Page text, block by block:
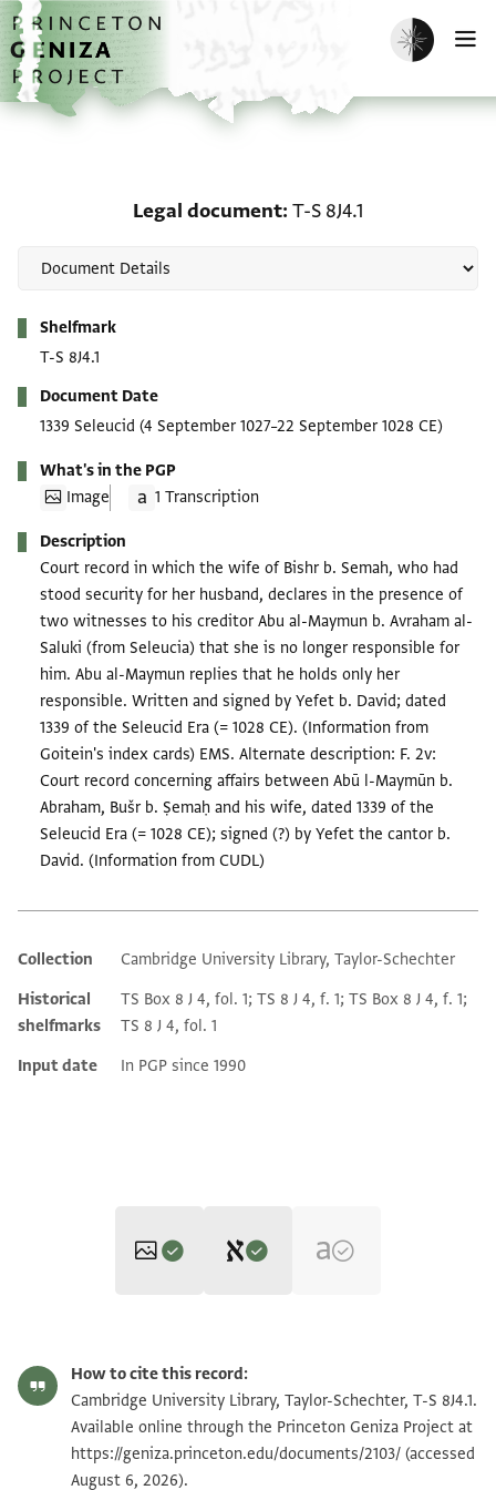
Skip to main content
home
Enable dark
Legal document T-S 8J4.1
Shelfmark
T-S 8J4.1
Document Date
1339 Seleucid (4 September 1027–22 September 1028 CE)
What's in the PGP
Image
1 Transcription
Description
Court record in which the wife of Bishr b. Semah, who had
stood security for her husband, declares in the presence of
two witnesses to his creditor Abu al-Maymun b. Avraham al-
Saluki (from Seleucia) that she is no longer responsible for
him. Abu al-Maymun replies that he holds only her
responsible. Written and signed by Yefet b. David; dated
1339 of the Seleucid Era (= 1028 CE). (Information from
Goitein's index cards) EMS. Alternate description: F. 2v:
Court record concerning affairs between Abū l-Maymūn b.
Abraham, Bušr b. Ṣemaḥ and his wife, dated 1339 of the
Seleucid Era (= 1028 CE); signed (?) by Yefet the cantor b.
David. (Information from CUDL)
Additional metadata
Collection
Cambridge University Library, Taylor-Schechter
Historical
shelfmarks
TS Box 8 J 4, fol. 1; TS 8 J 4, f. 1; TS Box 8 J 4, f. 1;
TS 8 J 4, fol. 1
Input date
In PGP since 1990
S. D. Goitein's unpublished edition (1950–85).
T-S 8J4.1 1v
Zoom and Rotate
T-S 8J4.1 2r Zoom and Rotate
How to cite this record:
Cambridge University Library, Taylor-Schechter, T-S 8J4.1.
Available online through the Princeton Geniza Project at
https://geniza.princeton.edu/documents/2103/ (accessed
August 6, 2026).